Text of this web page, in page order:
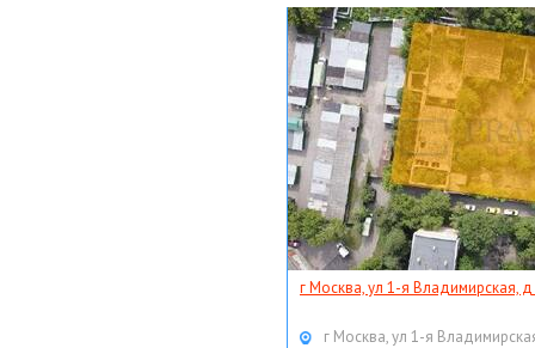
г Москва, ул 1-я Владимирская, д
г Москва, ул 1-я